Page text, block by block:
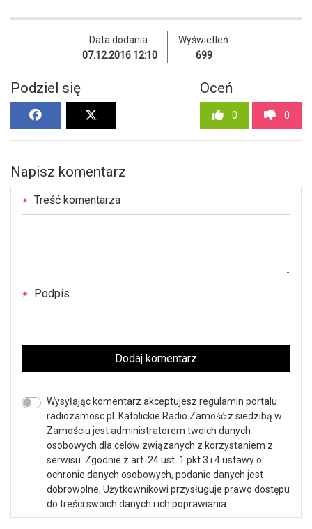
Data dodania:
07.12.2016 12:10
Wyświetleń:
699
Podziel się Oceń
0 0
Napisz komentarz
Treść komentarza
Podpis
Dodaj komentarz
Wysyłając komentarz akceptujesz regulamin portalu
radiozamosc.pl. Katolickie Radio Zamość z siedzibą w
Zamościu jest administratorem twoich danych
osobowych dla celów związanych z korzystaniem z
serwisu. Zgodnie z art. 24 ust. 1 pkt 3 i 4 ustawy o
ochronie danych osobowych, podanie danych jest
dobrowolne, Użytkownikowi przysługuje prawo dostępu
do treści swoich danych i ich poprawiania.